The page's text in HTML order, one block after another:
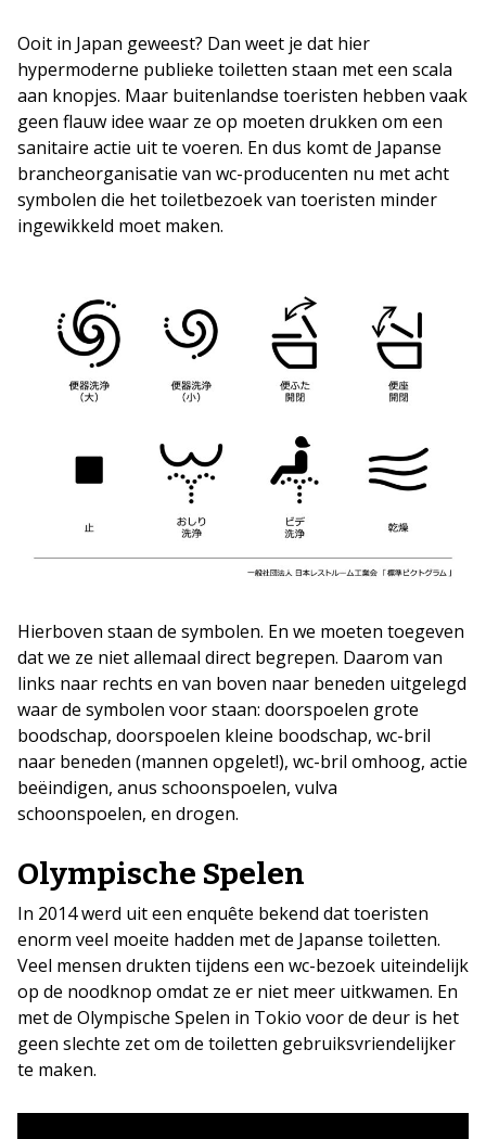
Ooit in Japan geweest? Dan weet je dat hier
hypermoderne publieke toiletten staan met een scala
aan knopjes. Maar buitenlandse toeristen hebben vaak
geen flauw idee waar ze op moeten drukken om een
sanitaire actie uit te voeren. En dus komt de Japanse
brancheorganisatie van wc-producenten nu met acht
symbolen die het toiletbezoek van toeristen minder
ingewikkeld moet maken.
Hierboven staan de symbolen. En we moeten toegeven
dat we ze niet allemaal direct begrepen. Daarom van
links naar rechts en van boven naar beneden uitgelegd
waar de symbolen voor staan: doorspoelen grote
boodschap, doorspoelen kleine boodschap, wc-bril
naar beneden (mannen opgelet!), wc-bril omhoog, actie
beëindigen, anus schoonspoelen, vulva
schoonspoelen, en drogen.
Olympische Spelen
In 2014 werd uit een enquête bekend dat toeristen
enorm veel moeite hadden met de Japanse toiletten.
Veel mensen drukten tijdens een wc-bezoek uiteindelijk
op de noodknop omdat ze er niet meer uitkwamen. En
met de Olympische Spelen in Tokio voor de deur is het
geen slechte zet om de toiletten gebruiksvriendelijker
te maken.